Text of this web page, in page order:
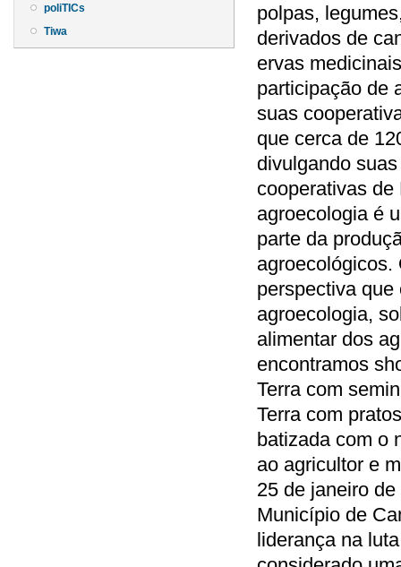
poliTICs
Tiwa
polpas,
derivados de
ervas
participação de
suas
que cerca de
divulgando
cooperativas
agroecologia é
parte da
agroecológicos.
perspectiva
agroecologia,
alimentar dos
encontramos
Terra com
Terra com
batizada com o
ao agricultor e
25 de janeiro
Município de
liderança na